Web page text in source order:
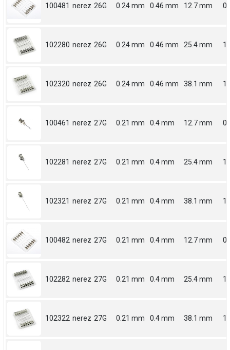
100481 nerez 26G 0.24 mm 0.46 mm 12.7 mm
102280 nerez 26G 0.24 mm 0.46 mm 25.4 mm 1
102320 nerez 26G 0.24 mm 0.46 mm 38.1 mm
100461 nerez 27G 0.21 mm 0.4 mm 12.7 mm
102281 nerez 27G 0.21 mm 0.4 mm 25.4 mm 1
102321 nerez 27G 0.21 mm 0.4 mm 38.1 mm
100482 nerez 27G 0.21 mm 0.4 mm 12.7 mm
102282 nerez 27G 0.21 mm 0.4 mm 25.4 mm 1
102322 nerez 27G 0.21 mm 0.4 mm 38.1 mm